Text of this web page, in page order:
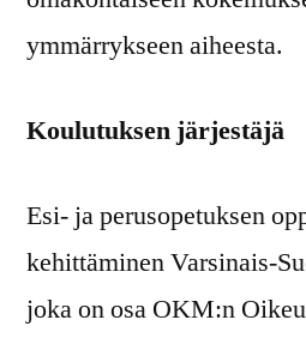
ymmärrykseen aiheesta.
Koulutuksen järjestäjä
Esi- ja perusopetuksen
kehittäminen Varsinais-
joka on osa OKM:n